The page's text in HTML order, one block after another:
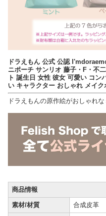
ドラえもん 公式 公認
ニポーチ サンリオ 藤子・F・不
ト 誕生日 女性 彼女 可愛い コン
い キャラクター おしゃれ メイ
ドラえもんの原作絵がおしゃれ
商品情報
素材/材質 合成皮革